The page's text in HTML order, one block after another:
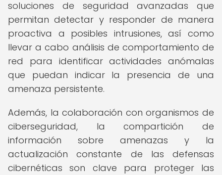
soluciones de seguridad avanzadas que
permitan detectar y responder de manera
proactiva a posibles intrusiones, así como
llevar a cabo análisis de comportamiento de
red para identificar actividades anómalas
que puedan indicar la presencia de una
amenaza persistente.
Además, la colaboración con organismos de
ciberseguridad, la compartición de
información sobre amenazas y la
actualización constante de las defensas
cibernéticas son clave para proteger las